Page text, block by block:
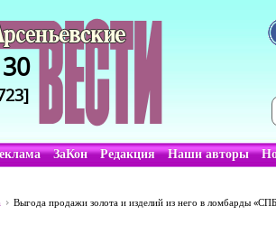
30
ЗаКон Редакция Наши авторы
Выгода продажи золота и изделий из него в ломбарды